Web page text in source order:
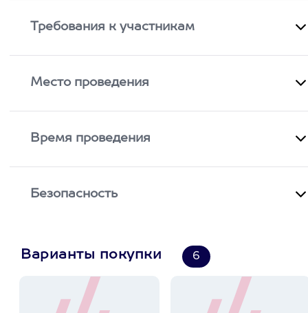
Требования к участникам
Место проведения
Время проведения
Безопасность
Варианты покупки 6